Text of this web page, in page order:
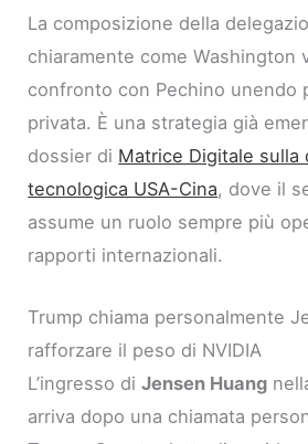
La composizione della
chiaramente come Washington
confronto con Pechino unendo
privata. È una strategia già
dossier di Matrice Digitale sulla
tecnologica USA-Cina, dove il
assume un ruolo sempre più
rapporti internazionali.
Trump chiama personalmente
rafforzare il peso di NVIDIA
L’ingresso diJensen Huang
arriva dopo una chiamata